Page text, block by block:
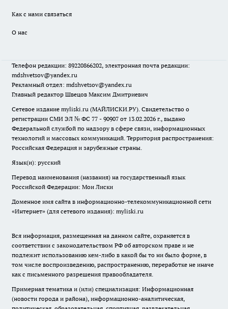
Как с нами связаться
О нас
Телефон редакции: 89220866202, электронная почта редакции:
mdshvetsov@yandex.ru
Рекламный отдел: mdshvetsov@yandex.ru
Главный редактор Швецов Максим Дмитриевич
Сетевое издание myliski.ru (МАЙЛИСКИ.РУ). Свидетельство о
регистрации СМИ ЭЛ № ФС 77 - 90907 от 13.02.2026 г., выдано
Федеральной службой по надзору в сфере связи, информационных
технологий и массовых коммуникаций. Территория распространения:
Российская Федерация и зарубежные страны.
Язык(и): русский
Перевод наименования (названия) на государственный язык
Российской Федерации: Мои Лиски
Доменное имя сайта в информационно-телекоммуникационной сети
«Интернет» (для сетевого издания): myliski.ru
Вся информация, размещенная на данном сайте, охраняется в
соответствии с законодательством РФ об авторском праве и не
подлежит использованию кем-либо в какой бы то ни было форме, в
том числе воспроизведению, распространению, переработке не иначе
как с письменного разрешения правообладателя.
Примерная тематика и (или) специализация: Информационная
(новости города и района), информационно-аналитическая,